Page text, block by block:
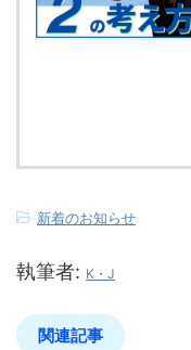
-新着のお知らせ
執筆者: K・J
関連記事